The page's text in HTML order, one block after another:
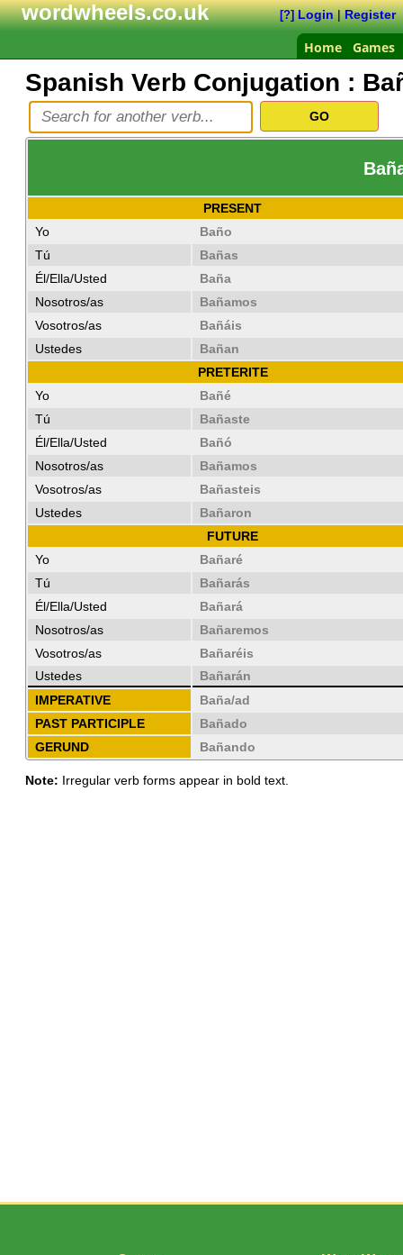
wordwheels.co.uk [?] Login|Register
Home Games
Spanish Verb Conjugation :
PRESENT
Yo
Baño
Tú
Bañas
Él/Ella/Usted
Baña
Nosotros/as
Bañamos
Vosotros/as
Bañáis
Ustedes
Bañan
PRETERITE
Yo
Bañé
Tú
Bañaste
Él/Ella/Usted
Bañó
Nosotros/as
Bañamos
Vosotros/as
Bañasteis
Ustedes
Bañaron
FUTURE
Yo
Bañaré
Tú
Bañarás
Él/Ella/Usted
Bañará
Nosotros/as
Bañaremos
Vosotros/as
Bañaréis
Ustedes
Bañarán
IMPERATIVE
Baña/ad
PAST PARTICIPLE
Bañado
GERUND
Bañando
Note: Irregular verb forms appear in bold text.